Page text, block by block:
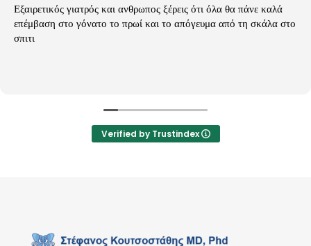
Εξαιρετικός γιατρός και ανθρωπος ξέρεις ότι όλα θα πάνε καλά
επέμβαση στο γόνατο το πρωί και το απόγευμα από τη σκάλα στο
σπιτι
Verified by Trustindex